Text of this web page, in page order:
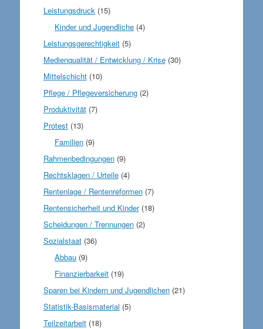
Leistungsdruck(15)
Kinder und Jugendliche (4)
Leistungsgerechtigkeit(5)
Medienqualität / Entwicklung / Krise(30)
Mittelschicht(10)
Pflege / Pflegeversicherung(2)
Produktivität(7)
Protest(13)
Familien (9)
Rahmenbedingungen(9)
Rechtsklagen / Urteile(4)
Rentenlage / Rentenreformen(7)
Rentensicherheit und Kinder(18)
Scheidungen / Trennungen(2)
Sozialstaat(36)
Abbau (9)
Finanzierbarkeit (19)
Sparen bei Kindern und Jugendlichen(21)
Statistik-Basismaterial (5)
Teilzeitarbeit(18)